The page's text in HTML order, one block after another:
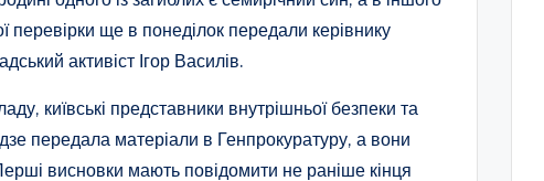
перевірки ще в понеділок передали керівнику
активіст Ігор Василів.
київські представники внутрішньої безпеки та
передала матеріали в Генпрокуратуру, а вони
висновки мають повідомити не раніше кінця